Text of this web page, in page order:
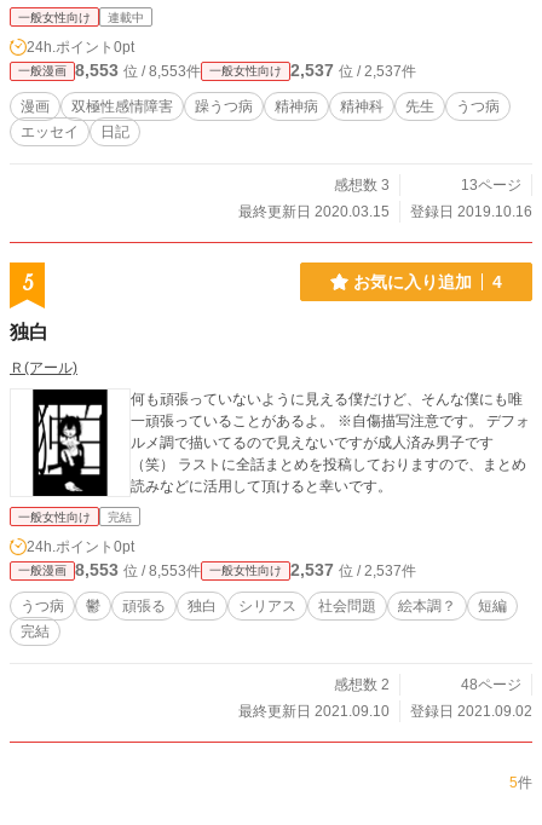
一般女性向け 連載中
24h.ポイント 0pt
一般漫画 8,553 位 / 8,553件 一般女性向け 2,537 位 / 2,537件
漫画 双極性感情障害 躁うつ病 精神病 精神科 先生
うつ病
エッセイ
日記
感想数 3
13ページ
最終更新日 2020.03.15
登録日 2019.10.16
5 お気に入り追加 4
独白
Ｒ(アール)
何も頑張っていないように見える僕だけど、そんな僕にも唯
一頑張っていることがあるよ。 ※自傷描写注意です。 デフォ
ルメ調で描いてるので見えないですが成人済み男子です
（笑） ラストに全話まとめを投稿しておりますので、まとめ
読みなどに活用して頂けると幸いです。
一般女性向け 完結
24h.ポイント 0pt
一般漫画 8,553 位 / 8,553件 一般女性向け 2,537 位 / 2,537件
うつ病 鬱 頑張る 独白 シリアス 社会問題 絵本調？
短編
完結
感想数 2
48ページ
最終更新日 2021.09.10
登録日 2021.09.02
5件